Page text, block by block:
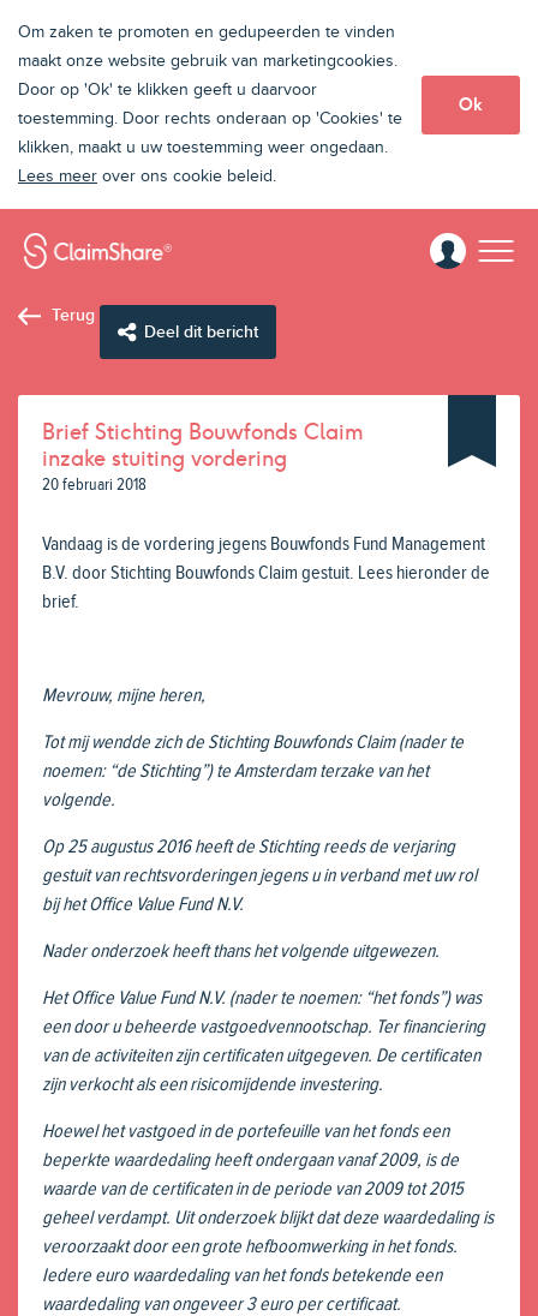
Om zaken te promoten en gedupeerden te vinden
maakt onze website gebruik van marketingcookies.
Door op 'Ok' te klikken geeft u daarvoor
toestemming. Door rechts onderaan op 'Cookies' te
klikken, maakt u uw toestemming weer ongedaan.
Lees meer over ons cookie beleid.
Ok
Terug
Deel dit bericht
Brief Stichting Bouwfonds Claim
inzake stuiting vordering
20 februari 2018
Vandaag is de vordering jegens Bouwfonds Fund Management
B.V. door Stichting Bouwfonds Claim gestuit. Lees hieronder de
brief.
Mevrouw, mijne heren,
Tot mij wendde zich de Stichting Bouwfonds Claim (nader te
noemen: “de Stichting”) te Amsterdam terzake van het
volgende.
Op 25 augustus 2016 heeft de Stichting reeds de verjaring
gestuit van rechtsvorderingen jegens u in verband met uw rol
bij het Office Value Fund N.V.
Nader onderzoek heeft thans het volgende uitgewezen.
Het Office Value Fund N.V. (nader te noemen: “het fonds”) was
een door u beheerde vastgoedvennootschap. Ter financiering
van de activiteiten zijn certificaten uitgegeven. De certificaten
zijn verkocht als een risicomijdende investering.
Hoewel het vastgoed in de portefeuille van het fonds een
beperkte waardedaling heeft ondergaan vanaf 2009, is de
waarde van de certificaten in de periode van 2009 tot 2015
geheel verdampt. Uit onderzoek blijkt dat deze waardedaling is
veroorzaakt door een grote hefboomwerking in het fonds.
Iedere euro waardedaling van het fonds betekende een
waardedaling van ongeveer 3 euro per certificaat.